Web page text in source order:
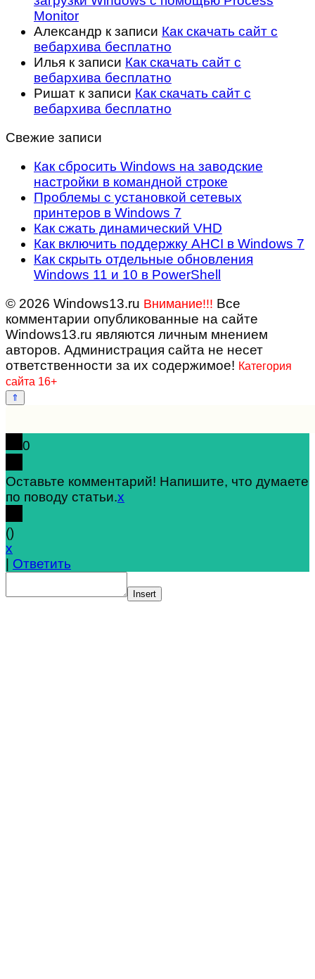
Monitor
Александр к записи Как скачать сайт с
вебархива бесплатно
Илья к записи Как скачать сайт с
вебархива бесплатно
Ришат к записи Как скачать сайт с
вебархива бесплатно
Свежие записи
Как сбросить Windows на заводские
настройки в командной строке
Проблемы с установкой сетевых
принтеров в Windows 7
Как сжать динамический VHD
Как включить поддержку AHCI в Windows 7
Как скрыть отдельные обновления
Windows 11 и 10 в PowerShell
© 2026 Windows13.ru Внимание!!! Все
комментарии опубликованные на сайте
Windows13.ru являются личным мнением
авторов. Администрация сайта не несет
ответственности за их содержимое! Категория
сайта 16+
0
Оставьте комментарий! Напишите, что думаете
по поводу статьи.x
()
x
| Ответить
Insert